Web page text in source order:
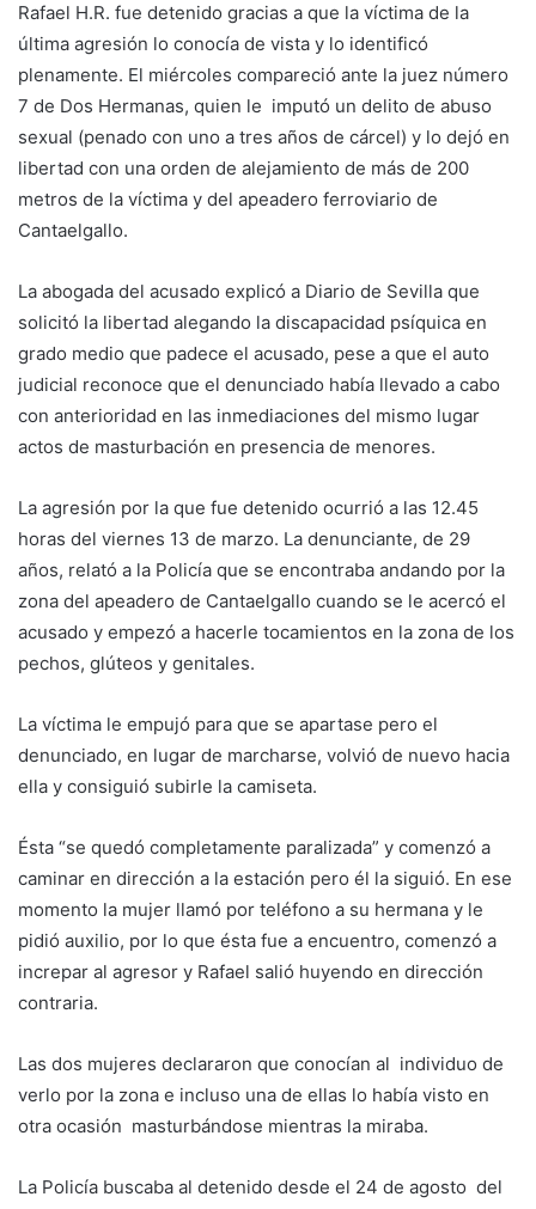
Rafael H.R. fue detenido gracias a que la víctima de la
última agresión lo conocía de vista y lo identificó
plenamente. El miércoles compareció ante la juez número
7 de Dos Hermanas, quien le imputó un delito de abuso
sexual (penado con uno a tres años de cárcel) y lo dejó en
libertad con una orden de alejamiento de más de 200
metros de la víctima y del apeadero ferroviario de
Cantaelgallo.
La abogada del acusado explicó a Diario de Sevilla que
solicitó la libertad alegando la discapacidad psíquica en
grado medio que padece el acusado, pese a que el auto
judicial reconoce que el denunciado había llevado a cabo
con anterioridad en las inmediaciones del mismo lugar
actos de masturbación en presencia de menores.
La agresión por la que fue detenido ocurrió a las 12.45
horas del viernes 13 de marzo. La denunciante, de 29
años, relató a la Policía que se encontraba andando por la
zona del apeadero de Cantaelgallo cuando se le acercó el
acusado y empezó a hacerle tocamientos en la zona de los
pechos, glúteos y genitales.
La víctima le empujó para que se apartase pero el
denunciado, en lugar de marcharse, volvió de nuevo hacia
ella y consiguió subirle la camiseta.
Ésta “se quedó completamente paralizada” y comenzó a
caminar en dirección a la estación pero él la siguió. En ese
momento la mujer llamó por teléfono a su hermana y le
pidió auxilio, por lo que ésta fue a encuentro, comenzó a
increpar al agresor y Rafael salió huyendo en dirección
contraria.
Las dos mujeres declararon que conocían al individuo de
verlo por la zona e incluso una de ellas lo había visto en
otra ocasión masturbándose mientras la miraba.
La Policía buscaba al detenido desde el 24 de agosto del